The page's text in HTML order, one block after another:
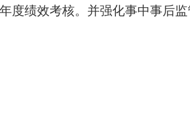
度绩效考核。并强化事中事后